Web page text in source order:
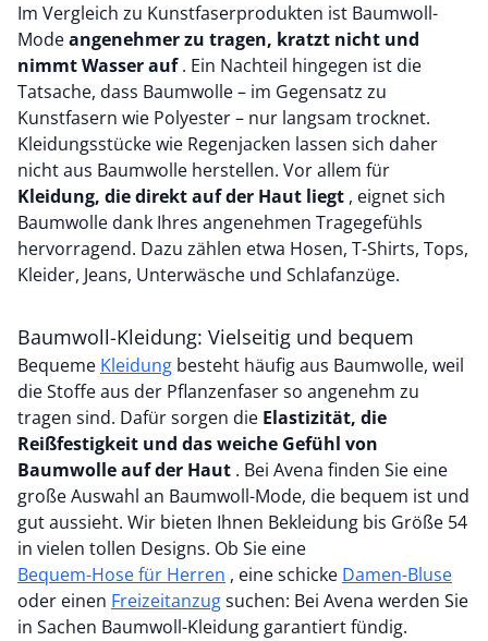
Im Vergleich zu Kunstfaserprodukten ist Baumwoll-
Modeangenehmer zu tragen, kratzt nicht und
nimmt Wasser auf. Ein Nachteil hingegen ist die
Tatsache, dass Baumwolle – im Gegensatz zu
Kunstfasern wie Polyester – nur langsam trocknet.
Kleidungsstücke wie Regenjacken lassen sich daher
nicht aus Baumwolle herstellen. Vor allem für
Kleidung, die direkt auf der Haut liegt , eignet sich
Baumwolle dank Ihres angenehmen Tragegefühls
hervorragend. Dazu zählen etwa Hosen, T-Shirts, Tops,
Kleider, Jeans, Unterwäsche und Schlafanzüge.
Baumwoll-Kleidung: Vielseitig und bequem
Bequeme Kleidung besteht häufig aus Baumwolle, weil
die Stoffe aus der Pflanzenfaser so angenehm zu
tragen sind. Dafür sorgen die Elastizität, die
Reißfestigkeit und das weiche Gefühl von
Baumwolle auf der Haut . Bei Avena finden Sie eine
große Auswahl an Baumwoll-Mode, die bequem ist und
gut aussieht. Wir bieten Ihnen Bekleidung bis Größe 54
in vielen tollen Designs. Ob Sie eine
Bequem-Hose für Herren , eine schicke Damen-Bluse
oder einen Freizeitanzugsuchen: Bei Avena werden Sie
in Sachen Baumwoll-Kleidung garantiert fündig.